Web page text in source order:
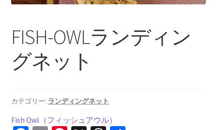
開
マイアカウント
FISH-OWLランディン
グネット
カテゴリー: ランディングネット
Fish Owl（フィッシュアウル）